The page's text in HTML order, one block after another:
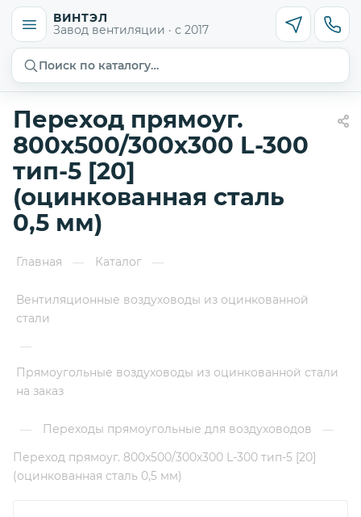
ВИНТЭЛ
Завод вентиляции · с 2017
Поиск по каталогу…
Переход прямоуг.
800х500/300х300 L-300
тип-5 [20]
(оцинкованная сталь
0,5 мм)
Главная — Каталог —
Вентиляционные воздуховоды из оцинкованной
стали
—
Прямоугольные воздуховоды из оцинкованной стали
на заказ
— Переходы прямоугольные для воздуховодов
—
Переход прямоуг. 800х500/300х300 L-300 тип-5 [20]
(оцинкованная сталь 0,5 мм)